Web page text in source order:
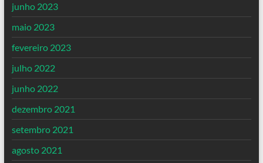
junho 2023
maio 2023
fevereiro 2023
julho 2022
junho 2022
dezembro 2021
setembro 2021
agosto 2021